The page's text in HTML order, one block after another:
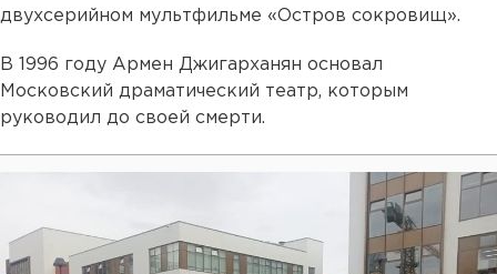
двухсерийном мультфильме «Остров сокровищ».
В 1996 году Армен Джигарханян основал
Московский драматический театр, которым
руководил до своей смерти.